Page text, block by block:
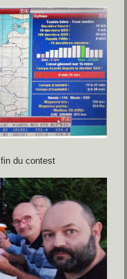
du contest